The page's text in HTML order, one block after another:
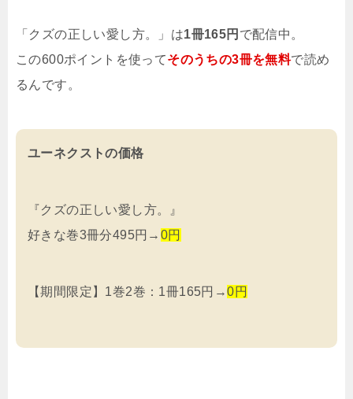
「クズの正しい愛し方。」は1冊165円 で配信中。
この600ポイントを使ってそのうちの3冊を無料で読め
るんです。
ユーネクストの価格
『クズの正しい愛し方。』
好きな巻3冊分495円→ 0円
【期間限定】1巻2巻：1冊165円→0円